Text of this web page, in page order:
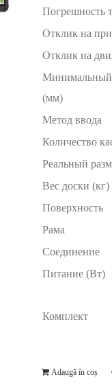
Погрешность
Отклик на
Отклик на
Минимальный
(мм)
Метод ввода
Количество
Реальный
Вес доски (кг)
Поверхность
Рама
Соединение
Питание (Вт)
Комплект
Adaugă în coș